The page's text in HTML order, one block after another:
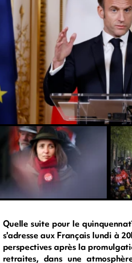
Quelle suite pour le
s'adresse aux Français lundi à
perspectives après la
retraites, dans une